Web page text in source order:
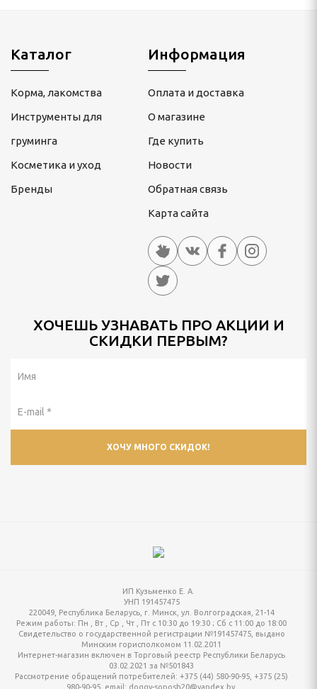
Каталог
Корма, лакомства
Инструменты для
груминга
Косметика и уход
Бренды
Информация
Оплата и доставка
О магазине
Где купить
Новости
Обратная связь
Карта сайта
ХОЧЕШЬ УЗНАВАТЬ ПРО АКЦИИ И
СКИДКИ ПЕРВЫМ?
ИП Кузьменко Е. А.
УНП 191457475
220049, Республика Беларусь, г. Минск, ул. Волгоградская, 21-14
Режим работы: Пн , Вт , Ср , Чт , Пт c 10:30 до 19:30 ; Сб c 11:00 до 18:00
Свидетельство о государственной регистрации №191457475, выдано
Минским горисполкомом 11.02.2011
Интернет-магазин включен в Торговый реестр Республики Беларусь
03.02.2021 за №501843
Рассмотрение обращений потребителей: +375 (44) 580-90-95, +375 (25)
980-90-95, email: doggy-soposh20@yandex.by.